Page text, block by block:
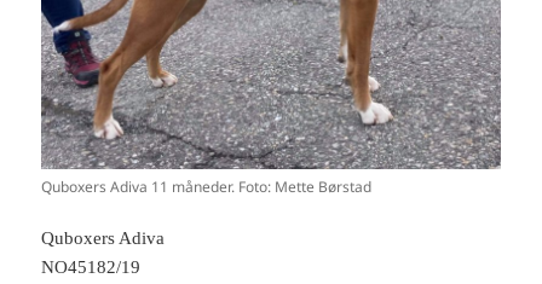
Quboxers Adiva 11 måneder. Foto: Mette Børstad
Quboxers Adiva
NO45182/19